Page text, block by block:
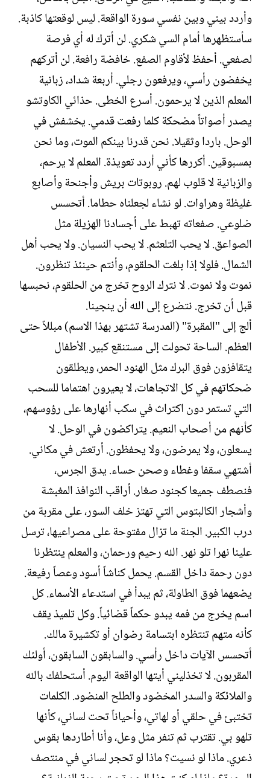
وأردد بيني وبين نفسي سورة الواقعة. ليس لوقعتها كاذبة.
سأستظهرها أمام السي شكري. لن أترك له أي فرصة
لصفعي. أحفظ لأقاوم الصفع. خافضة رافعة. لن أتركهم
يخفضون رأسي، ويرفعون رجلي. أربعة شداد، زبانية
المعلم الذين لا يرحمون. أسرع الخطى. حذائي الكاوتشو
يصدر أصواتاً مضحكة كلما رفعت قدمي. يخشفش في
الوحل. باردا وثقيلا. نحن قدرنا بينكم الموت، وما نحن
بمسبوقين. أكررها كأني أردد تعويذة. المعلم لا يرحم،
والزبانية لا قلوب لهم. روبوتات بريش وأجنحة وأصابع
غليظة وهراوات. لو نشاء لجعلناه حطاما. أتحسس
ضلوعي. صفعاته تهبط على أجسادنا الهزيلة مثل
الصواعق. لا يحب التلعثم. لا يحب النسيان. ولا يحب أهل
الشمال. فلولا إذا بلغت الحلقوم، وأنتم حينئذ تنظرون.
نموت ولا نموت. لا نترك الروح تخرج من الحلقوم، نحبسها
قبل أن تخرج. نتضرع إلى الله أن ينجينا.
ألج إلى "المقبرة" (المدرسة تشتهر بهذا الاسم) مبللاً حتى
العظم. الساحة تحولت إلى مستنقع كبير. الأطفال
يتقافزون فوق البرك مثل الهنود الحمر، ويطلقون
ضحكاتهم في كل الاتجاهات، لا يعيرون اهتماما للسحب
التي تستمر دون اكتراث في سكب أنهارها على رؤوسهم،
كأنهم من أصحاب النعيم. يتراكضون في الوحل. لا
يسعلون، ولا يمرضون، ولا يحفظون. أرتعش في مكاني.
أشتهي سقفا وغطاء وصحن حساء. يدق الجرس،
فنصطف جميعا كجنود صغار. أراقب النوافذ المغبشة
وأشجار الكالبتوس التي تهتز خلف السور، على مقربة من
درب الكبير. الجنة ما تزال مفتوحة على مصراعيها، ترسل
علينا نهرا تلو نهر. الله رحيم ورحمان، والمعلم ينتظرنا
دون رحمة داخل القسم. يحمل كناشاً أسود وعصاً رفيعة.
يضعهما فوق الطاولة، ثم يبدأ في استدعاء الأسماء. كل
اسم يخرج من فمه يبدو حكماً قضائياً. وكل تلميذ يقف
كأنه متهم تنتظره ابتسامة رضوان أو تكشيرة مالك.
أتحسس الآيات داخل رأسي. والسابقون السابقون، أولئك
المقربون. لا تخذليني أيتها الواقعة اليوم. أستحلفك بالله
والملائكة والسدر المخضود والطلح المنضود. الكلمات
تختبئ في حلقي أو لهاتي، وأحياناً تحت لساني، كأنها
تلهو بي. تقترب ثم تنفر مثل وعل، وأنا أطاردها بقوس
ذعري. ماذا لو نسيت؟ ماذا لو تحجر لساني في منتصف